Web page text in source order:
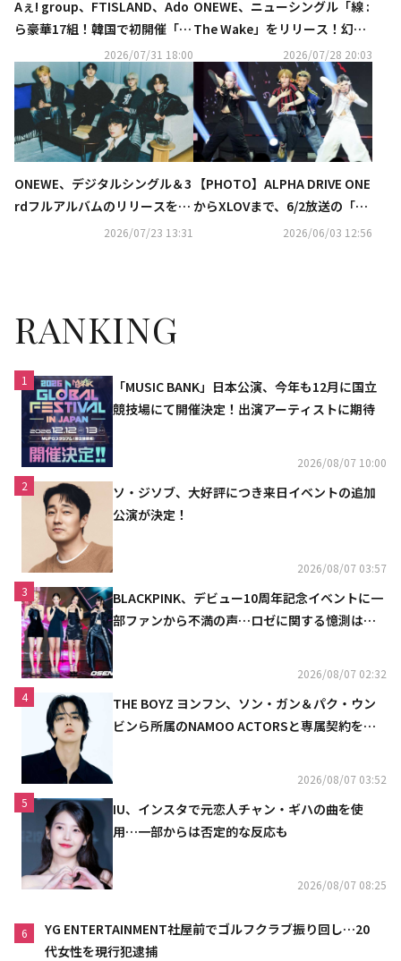
Aぇ! group、FTISLAND、Ado
ら豪華17組！韓国で初開催「X
MF 2026」第1弾ラインナップ
発表
2026/07/31 18:00
ONEWE、ニューシングル「線 :
The Wake」をリリース！幻想
的なミュージックビデオが話題
2026/07/28 20:03
ONEWE、デジタルシングル＆3
rdフルアルバムのリリースを発
表！ロゴモーションも公開
2026/07/23 13:31
【PHOTO】ALPHA DRIVE ONE
からXLOVまで、6/2放送の「T
HE SHOW」に出演2026/06/03 12:56
RANKING
1
「MUSIC BANK」日本公演、今年も12月に国立
競技場にて開催決定！出演アーティストに期待
2026/08/07 10:00
2
ソ・ジソブ、大好評につき来日イベントの追加
公演が決定！
2026/08/07 03:57
3
BLACKPINK、デビュー10周年記念イベントに一
部ファンから不満の声…ロゼに関する憶測は否
2026/08/07 02:32
4
THE BOYZ ヨンフン、ソン・ガン＆パク・ウン
ビンら所属のNAMOO ACTORSと専属契約を締
2026/08/07 03:52
5
IU、インスタで元恋人チャン・ギハの曲を使
用…一部からは否定的な反応も
2026/08/07 08:25
6
YG ENTERTAINMENT社屋前でゴルフクラブ振り回し…20
代女性を現行犯逮捕